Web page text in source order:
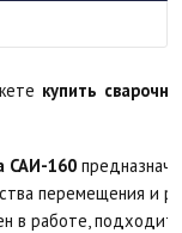
купить
САИ-160
перемещения и
в работе,